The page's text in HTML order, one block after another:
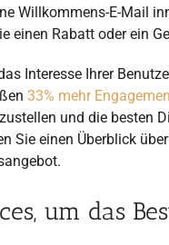
Willkommens-E-Mail
einen Rabatt oder ein
Interesse Ihrer
33% mehr
und die besten
Sie einen Überblick
um das